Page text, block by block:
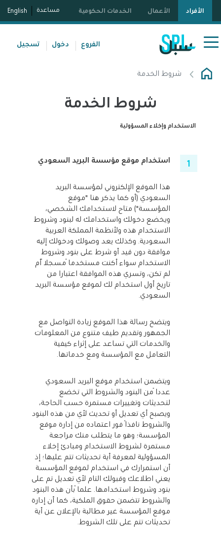
الأفراد الأعمال الخدمات الحكومية مساعدة English
الفروع دخول تسجيل
شروط الخدمة
شروط الخدمة
الاستخدام وإخلاء المسؤولية
​​استخدام موقع مؤسسة البريد السعودي
هذا الموقع الإلكتروني لمؤسسة البريد
السعودي (أو كما يذكر هنا "موقع
المؤسسة") متاح لاستخدامك الشخصي،
ويخضع دخولك واستخدامك له لبنود وشروط
الاستخدام هذه ولأنظمة المملكة العربية
السعودية. وكذلك يعد وصولك ودخولك إليه
موافقة دون قيد أو شرط على بنود وشروط
الاستخدام سواء أكنت مستخدماً مسجلاً أم
لم تكن، وتسري هذه الموافقة اعتبارا من
تاريخ أول استخدام لك لموقع مؤسسة البريد
السعودي.
ويتضح رسالة هذا الموقع زيادة التواصل مع
الجمهور وتقديم طيف متنوع من المعلومات
والخدمات التي تساعد على إثراء كيفية
التعامل مع المؤسسة ومع خدماتها.
ويتضمن استخدام موقع البريد السعودي
عدداً من البنود والشروط التي تخضع
لتحديثات وتغييرات مستمرة حسب الحاجة،
ويصبح أي تعديل أو تحديث لأي من هذه البنود
والشروط نافذًا فور اعتماده من إدارة موقع
المؤسسة؛ وهو ما يتطلب منك مراجعة
مستمرة لشروط الاستخدام ومبادئ إخلاء
المسؤولية لمعرفة أية تحديثات تتم عليها؛ إذ
أن استمرارك في استخدام لموقع المؤسسة
يعني اطلاعك وقبولك التام لأي تعديل تم على
بنود وشروط استخدامها. علماً بأن هذه البنود
والشروط تتضمن حقوق الملكية، كما أن إدارة
موقع المؤسسة غير مطالبة بالإعلان عن أية
تحديثات تتم على تلك الشروط.